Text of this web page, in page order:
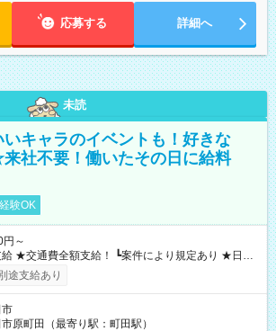
応募する 詳細へ
未読
キャラのイベントも！好きな
社不要！働いたその日に給料
験OK
円～
り ★日払
定あり） ┗働いたその日に現金GET♪ お仕事後はコ
日払い分を引き落とせます！ 【試用期間】試
途支給あり
原町田（最寄り駅：町田駅）